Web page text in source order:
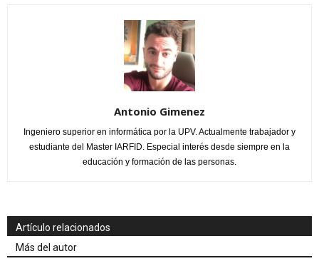
Antonio Gimenez
Ingeniero superior en informática por la UPV. Actualmente trabajador y
estudiante del Master IARFID. Especial interés desde siempre en la
educación y formación de las personas.
Artículo relacionados
Más del autor